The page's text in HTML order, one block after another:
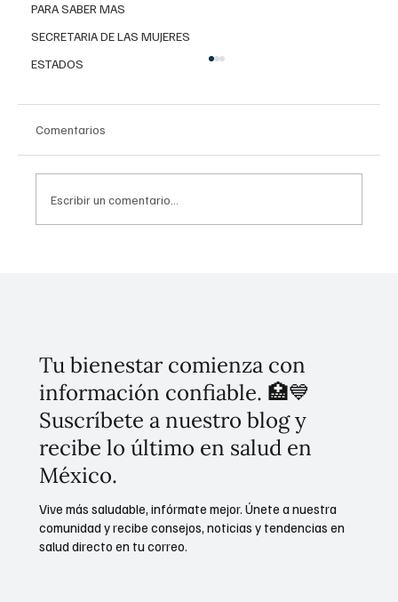
PARA SABER MAS
SECRETARIA DE LAS MUJERES
ESTADOS
Comentarios
Escribir un comentario...
Tu bienestar comienza con
información confiable. 🏥💙
Suscríbete a nuestro blog y
recibe lo último en salud en
México.
Vive más saludable, infórmate mejor. Únete a nuestra
comunidad y recibe consejos, noticias y tendencias en
salud directo en tu correo.